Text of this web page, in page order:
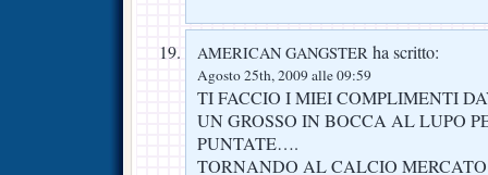
AMERICAN GANGSTER ha scritto:
Agosto 25th, 2009 alle 09:59
TI FACCIO I MIEI COMPLIMENTI
UN GROSSO IN BOCCA AL LUPO
PUNTATE….
TORNANDO AL CALCIO